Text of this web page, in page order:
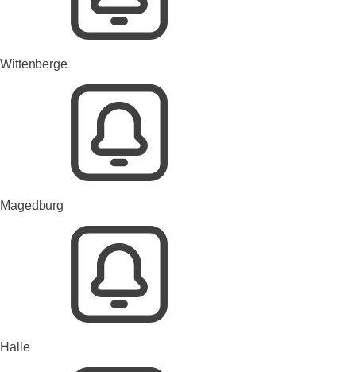
Wittenberge
Magedburg
Halle